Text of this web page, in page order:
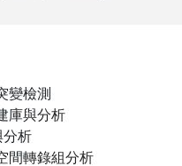
變檢測
庫與分析
分析
間轉錄組分析